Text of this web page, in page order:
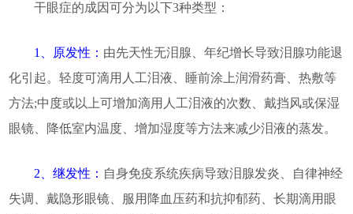
干眼症的成因可分为以下3种类型：
1、原发性： 由先天性无泪腺、年纪增长导致泪腺功能退
化引起。轻度可滴用人工泪液、睡前涂上润滑药膏、热敷等
方法;中度或以上可增加滴用人工泪液的次数、戴挡风或保湿
眼镜、降低室内温度、增加湿度等方法来减少泪液的蒸发。
2、继发性： 自身免疫系统疾病导致泪腺发炎、自律神经
失调、戴隐形眼镜、服用降血压药和抗抑郁药、长期滴用眼